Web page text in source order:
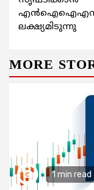
ലക്ഷ്യമിടുന്നു
MORE
1 min read